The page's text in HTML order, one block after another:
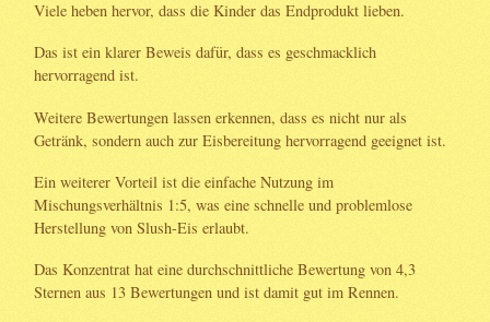
Viele heben hervor, dass die Kinder das Endprodukt lieben.
Das ist ein klarer Beweis dafür, dass es geschmacklich
hervorragend ist.
Weitere Bewertungen lassen erkennen, dass es nicht nur als
Getränk, sondern auch zur Eisbereitung hervorragend geeignet ist.
Ein weiterer Vorteil ist die einfache Nutzung im
Mischungsverhältnis 1:5, was eine schnelle und problemlose
Herstellung von Slush-Eis erlaubt.
Das Konzentrat hat eine durchschnittliche Bewertung von 4,3
Sternen aus 13 Bewertungen und ist damit gut im Rennen.